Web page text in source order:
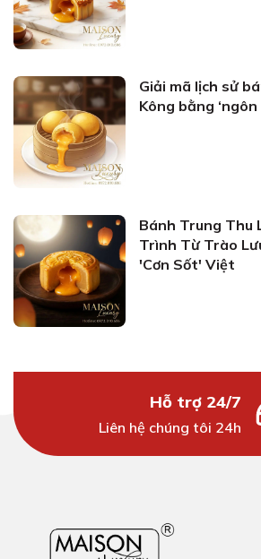
Giải mã lịch sử
Kông bằng ‘ngôn
Bánh Trung Thu
Trình Từ Trào
'Cơn Sốt' Việt
Hỗ trợ 24/7
Liên hệ chúng tôi 24h